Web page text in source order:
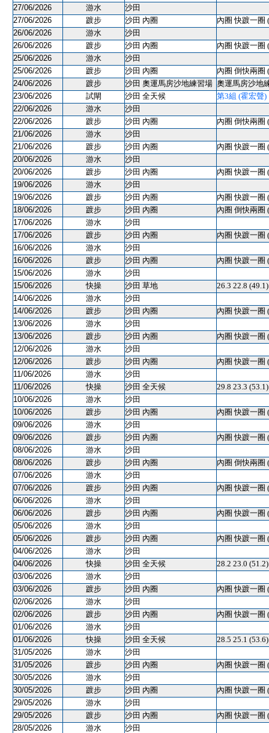
27/06/2026
游水
沙田
27/06/2026
踱步 沙田 內圈
內圈 快踱一圈
26/06/2026
游水
沙田
26/06/2026
踱步 沙田 內圈
內圈 快踱一圈
25/06/2026
游水
沙田
25/06/2026
踱步 沙田 內圈
內圈 倒快兩圈
24/06/2026
踱步 沙田 奧運馬房沙地練習場 奧運馬房沙地
23/06/2026
試閘 沙田 全天候
第3組 (霍宏聲)
22/06/2026
游水
沙田
22/06/2026
踱步 沙田 內圈
內圈 倒快兩圈
21/06/2026
游水
沙田
21/06/2026
踱步 沙田 內圈
內圈 快踱一圈
20/06/2026
游水
沙田
20/06/2026
踱步 沙田 內圈
內圈 快踱一圈
19/06/2026
游水
沙田
19/06/2026
踱步 沙田 內圈
內圈 快踱一圈
18/06/2026
踱步 沙田 內圈
內圈 倒快兩圈
17/06/2026
游水
沙田
17/06/2026
踱步 沙田 內圈
內圈 快踱一圈
16/06/2026
游水
沙田
16/06/2026
踱步 沙田 內圈
內圈 快踱一圈
15/06/2026
游水
沙田
15/06/2026
快操 沙田 草地
26.3 22.8
14/06/2026
游水
沙田
14/06/2026
踱步 沙田 內圈
內圈 快踱一圈
13/06/2026
游水
沙田
13/06/2026
踱步 沙田 內圈
內圈 快踱一圈
12/06/2026
游水
沙田
12/06/2026
踱步 沙田 內圈
內圈 快踱一圈
11/06/2026
游水
沙田
11/06/2026
快操 沙田 全天候
29.8 23.3
10/06/2026
游水
沙田
10/06/2026
踱步 沙田 內圈
內圈 快踱一圈
09/06/2026
游水
沙田
09/06/2026
踱步 沙田 內圈
內圈 快踱一圈
08/06/2026
游水
沙田
08/06/2026
踱步 沙田 內圈
內圈 倒快兩圈
07/06/2026
游水
沙田
07/06/2026
踱步 沙田 內圈
內圈 快踱一圈
06/06/2026
游水
沙田
06/06/2026
踱步 沙田 內圈
內圈 快踱一圈
05/06/2026
游水
沙田
05/06/2026
踱步 沙田 內圈
內圈 快踱一圈
04/06/2026
游水
沙田
04/06/2026
快操 沙田 全天候
28.2 23.0
03/06/2026
游水
沙田
03/06/2026
踱步 沙田 內圈
內圈 快踱一圈
02/06/2026
游水
沙田
02/06/2026
踱步 沙田 內圈
內圈 快踱一圈
01/06/2026
游水
沙田
01/06/2026
快操 沙田 全天候
28.5 25.1
31/05/2026
游水
沙田
31/05/2026
踱步 沙田 內圈
內圈 快踱一圈
30/05/2026
游水
沙田
30/05/2026
踱步 沙田 內圈
內圈 快踱一圈
29/05/2026
游水
沙田
29/05/2026
踱步 沙田 內圈
內圈 快踱一圈
28/05/2026
游水
沙田